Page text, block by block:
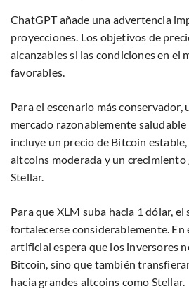
ChatGPT añade una advertencia
proyecciones. Los objetivos de
alcanzables si las condiciones en el
favorables.
Para el escenario más conservador,
mercado razonablemente
incluye un precio de Bitcoin
altcoins moderada y un crecimiento
Stellar.
Para que XLM suba hacia 1 dólar,
fortalecerse considerablemente. En
artificial espera que los inversores
Bitcoin, sino que también
hacia grandes altcoins como Stellar.